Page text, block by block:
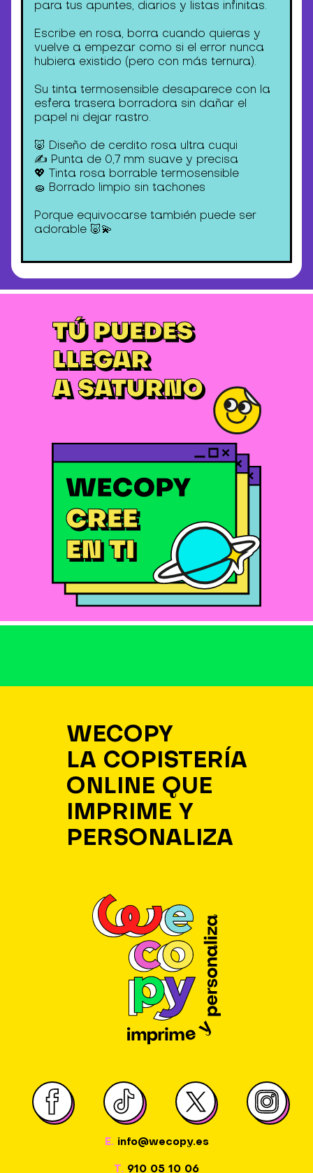
para tus apuntes, diarios y listas infinitas.
Escribe en rosa, borra cuando quieras y
vuelve a empezar como si el error nunca
hubiera existido (pero con más ternura).
Su tinta termosensible desaparece con la
esfera trasera borradora sin dañar el
papel ni dejar rastro.
🐷 Diseño de cerdito rosa ultra cuqui
✍️ Punta de 0,7 mm suave y precisa
💖 Tinta rosa borrable termosensible
🧽 Borrado limpio sin tachones
Porque equivocarse también puede ser
adorable 🐷💫
WECOPY
LA COPISTERÍA
ONLINE QUE
IMPRIME Y
PERSONALIZA
E. info@wecopy.es
T. 910 05 10 06